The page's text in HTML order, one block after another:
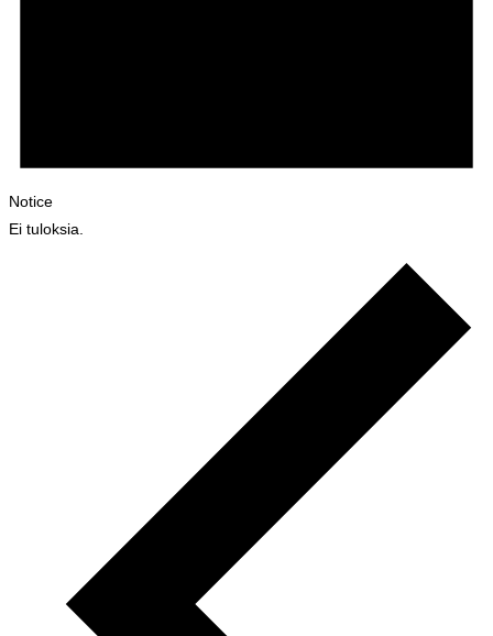
Notice
Ei tuloksia.